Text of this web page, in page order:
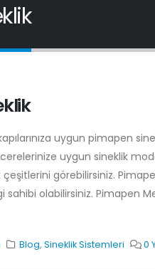
uygun pimapen
uygun sineklik
görebilirsiniz.
olabilirsiniz. Pimapen
Blog,Sineklik Sistemleri 0